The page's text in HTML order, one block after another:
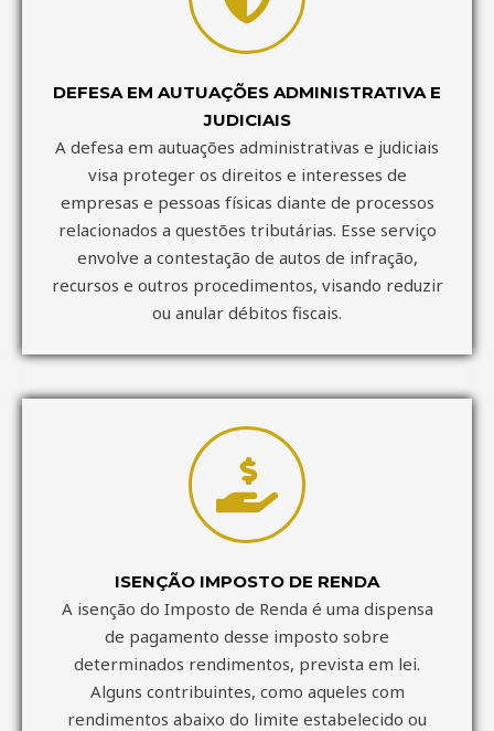
DEFESA EM AUTUAÇÕES ADMINISTRATIVA E
JUDICIAIS
A defesa em autuações administrativas e judiciais
visa proteger os direitos e interesses de
empresas e pessoas físicas diante de processos
relacionados a questões tributárias. Esse serviço
envolve a contestação de autos de infração,
recursos e outros procedimentos, visando reduzir
ou anular débitos fiscais.
ISENÇÃO IMPOSTO DE RENDA
A isenção do Imposto de Renda é uma dispensa
de pagamento desse imposto sobre
determinados rendimentos, prevista em lei.
Alguns contribuintes, como aqueles com
rendimentos abaixo do limite estabelecido ou